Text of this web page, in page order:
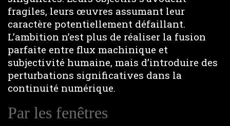
fragiles, leurs œuvres assumant leur
caractère potentiellement défaillant.
L’ambition n’est plus de réaliser la fusion
parfaite entre flux machinique et
subjectivité humaine, mais d’introduire des
perturbations significatives dans la
continuité numérique.
Par les fenêtres